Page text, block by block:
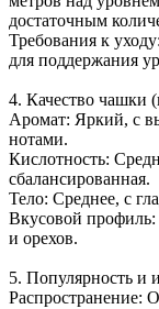
достаточным
Требования к
для поддержания
4. Качество чашки
Аромат: Яркий, с
нотами.
Кислотность:
сбалансированная.
Тело: Среднее, с
Вкусовой
и орехов.
5. Популярность и
Распространение: